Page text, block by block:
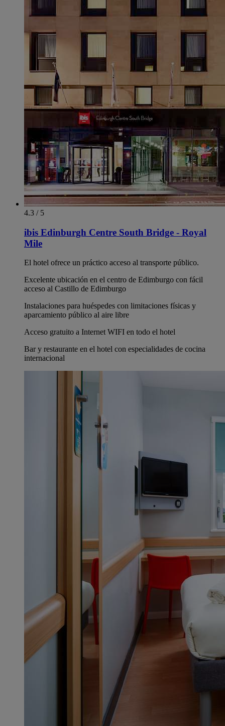
4.3 / 5
ibis Edinburgh Centre South Bridge - Royal
Mile
El hotel ofrece un práctico acceso al transporte público.
Excelente ubicación en el centro de Edimburgo con fácil
acceso al Castillo de Edimburgo
Instalaciones para huéspedes con limitaciones físicas y
aparcamiento público al aire libre
Acceso gratuito a Internet WIFI en todo el hotel
Bar y restaurante en el hotel con especialidades de cocina
internacional